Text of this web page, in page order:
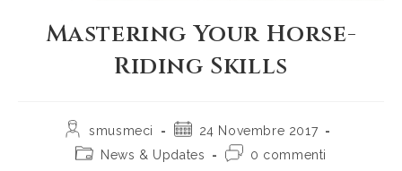
Mastering Your Horse-
Riding Skills
Autore
dell'articolo:
smusmeci
Articolo
pubblicato:
24 Novembre 2017
Categoria
News & Updates
Commenti
0 commenti